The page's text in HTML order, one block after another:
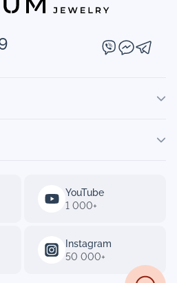
YouTube
1 000+
Instagram
50 000+